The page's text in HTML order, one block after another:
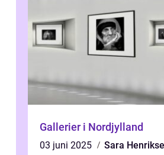
Gallerier i Nordjylland
03 juni 2025
Sara